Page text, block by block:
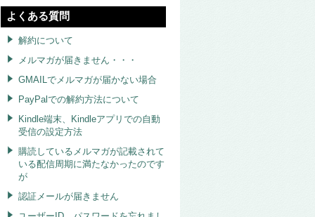
よくある質問
解約について
メルマガが届きません・・・
GMAILでメルマガが届かない場合
PayPalでの解約方法について
Kindle端末、Kindleアプリでの自動
受信の設定方法
購読しているメルマガが記載されて
いる配信周期に満たなかったのです
が
認証メールが届きません